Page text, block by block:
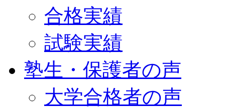
合格実績
試験実績
塾生・保護者の声
大学合格者の声